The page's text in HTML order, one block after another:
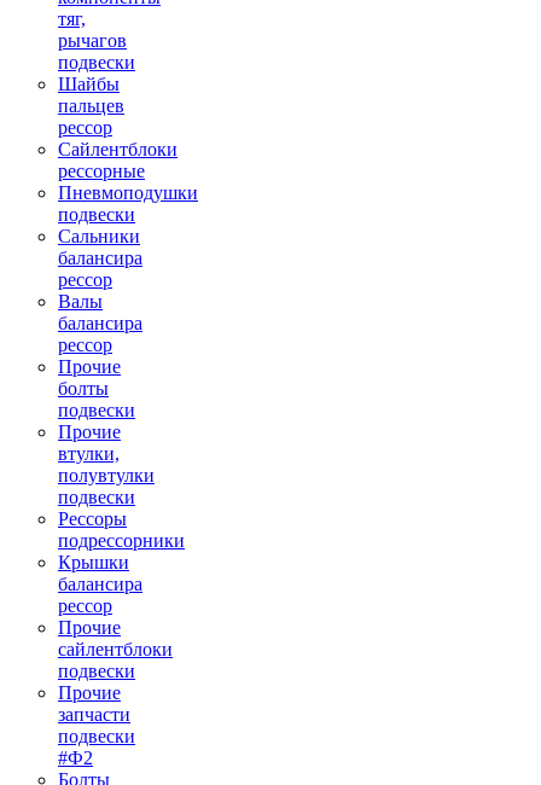
тяг,
рычагов
подвески
Шайбы
пальцев
рессор
Сайлентблоки
рессорные
Пневмоподушки
подвески
Сальники
балансира
рессор
Валы
балансира
рессор
Прочие
болты
подвески
Прочие
втулки,
полувтулки
подвески
Рессоры
подрессорники
Крышки
балансира
рессор
Прочие
сайлентблоки
подвески
Прочие
запчасти
подвески
#Ф2
Болты